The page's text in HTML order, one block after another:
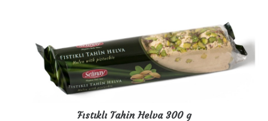
Fıstıklı Tahin Helva 300 g